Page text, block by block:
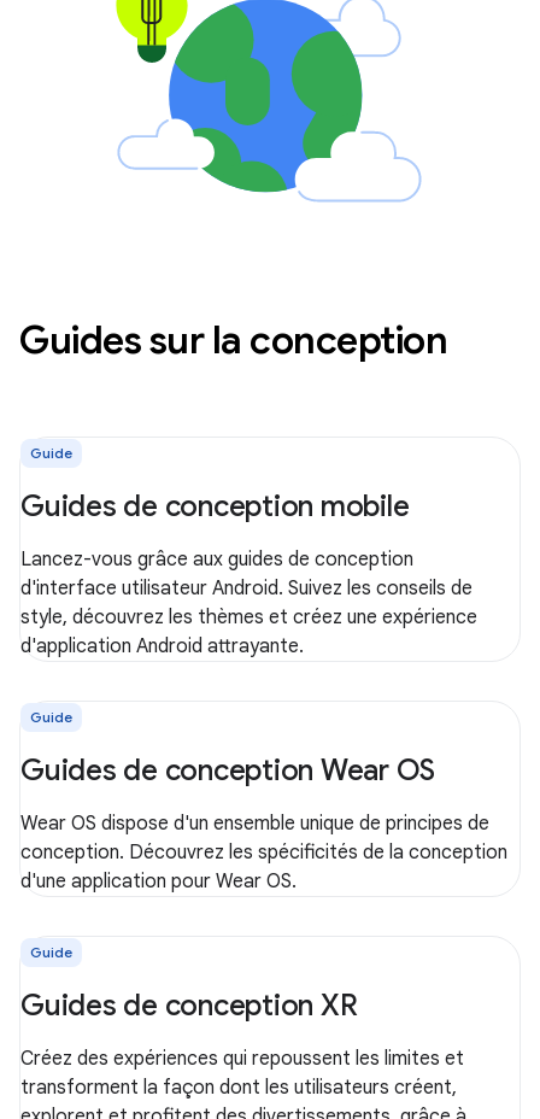
Guides sur la conception
Guide
Guides de conception mobile
Lancez-vous grâce aux guides de conception
d'interface utilisateur Android. Suivez les conseils de
style, découvrez les thèmes et créez une expérience
d'application Android attrayante.
Guide
Guides de conception Wear OS
Wear OS dispose d'un ensemble unique de principes de
conception. Découvrez les spécificités de la conception
d'une application pour Wear OS.
Guide
Guides de conception XR
Créez des expériences qui repoussent les limites et
transforment la façon dont les utilisateurs créent,